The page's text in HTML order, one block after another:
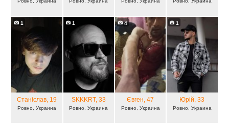
1
Станіслав, 19
Ровно, Украина
1
SKKKRT, 33
Ровно, Украина
4
Євген, 47
Ровно, Украина
1
Юрій, 33
Ровно, Украина